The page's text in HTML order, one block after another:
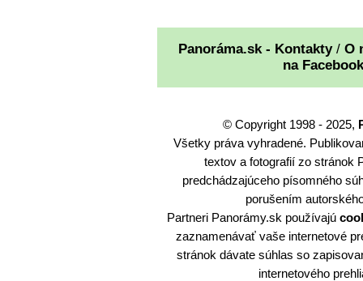
Panoráma.sk - Kontakty/ O
na
© Copyright 1998 - 2025,
Všetky práva vyhradené.
textov a fotografií zo stránok
predchádzajúceho písomného
porušením
Partneri Panorámy.sk používajú
zaznamenávať vaše internetové
stránok dávate súhlas so
internetového